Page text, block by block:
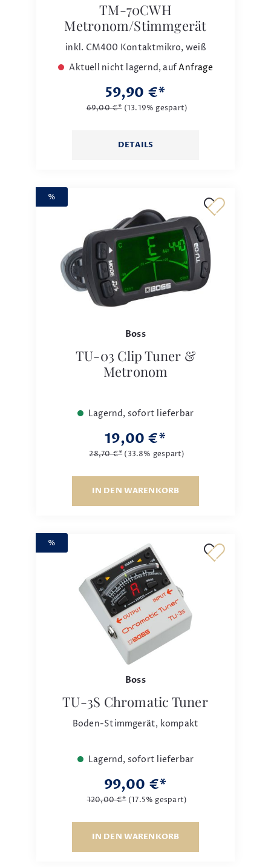
TM-70CWH
Metronom/Stimmgerät
inkl. CM400 Kontaktmikro, weiß
Aktuell nicht lagernd, aufAnfrage
59,90 €*
69,00 €* (13.19% gespart)
DETAILS
%
Boss
TU-03 Clip Tuner &
Metronom
Lagernd, sofort lieferbar
19,00 €*
28,70 €* (33.8% gespart)
IN DEN WARENKORB
%
Boss
TU-3S Chromatic Tuner
Boden-Stimmgerät, kompakt
Lagernd, sofort lieferbar
99,00 €*
120,00 €* (17.5% gespart)
IN DEN WARENKORB